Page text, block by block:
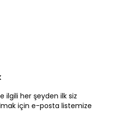
ilgili her şeyden ilk siz
için e-posta listemize